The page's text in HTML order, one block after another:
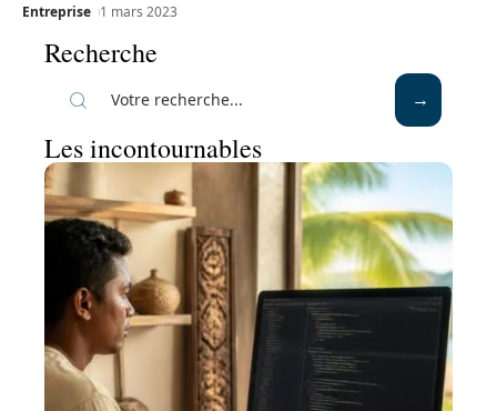
Entreprise 1 mars 2023
Recherche
Les incontournables